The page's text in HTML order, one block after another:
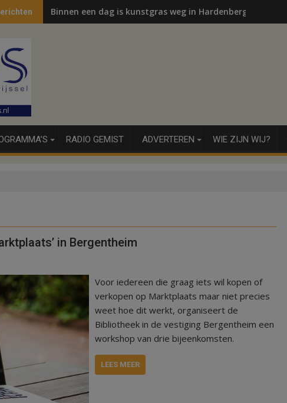
Binnen een dag is kunstgras weg in Hardenberg en Sibculo
RADIO GEMIST ADVERTEREN WIE ZIJN WIJ?
in Bergentheim
Voor iedereen die graag iets wil kopen of
verkopen op Marktplaats maar niet precies
weet hoe dit werkt, organiseert de
Bibliotheek in de vestiging Bergentheim een
workshop van drie bijeenkomsten.
LEES MEER